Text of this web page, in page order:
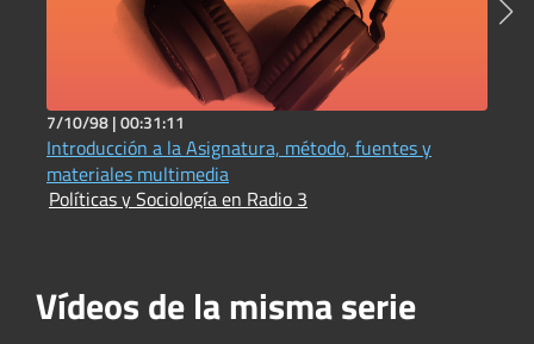
7/10/98 |00:31:11
Introducción a la Asignatura, método, fuentes y
materiales multimedia
Políticas y Sociología en Radio 3
Vídeos de la misma serie